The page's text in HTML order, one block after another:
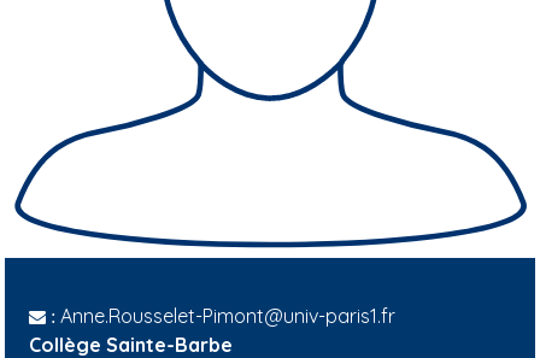
: Anne.Rousselet-Pimont@univ-paris1.fr
Collège Sainte-Barbe